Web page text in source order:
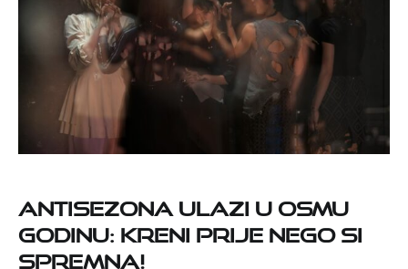
Antisezona ulazi u osmu
godinu: Kreni prije nego si
spremna!